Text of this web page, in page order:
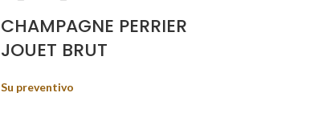
CHAMPAGNE PERRIER
JOUET BRUT
Su preventivo